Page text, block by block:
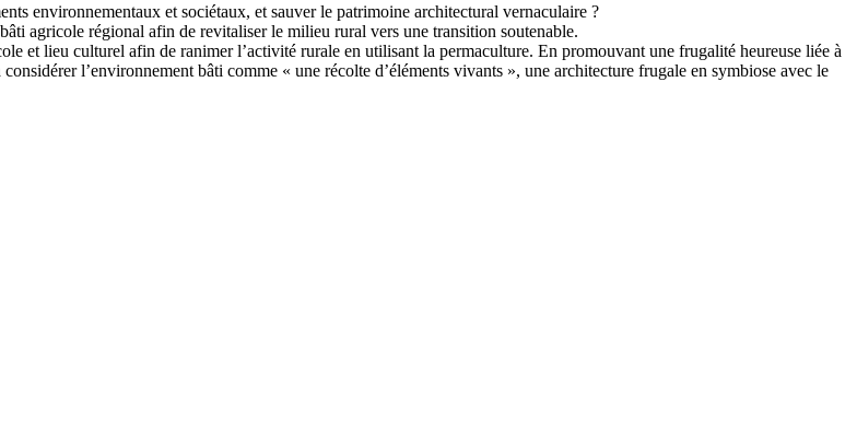
environnementaux et sociétaux, et sauver le patrimoine architectural vernaculaire ?
agricole régional afin de revitaliser le milieu rural vers une transition soutenable.
et lieu culturel afin de ranimer l’activité rurale en utilisant la permaculture. En promouvant une frugalité heureuse liée à
l’environnement bâti comme « une récolte d’éléments vivants », une architecture frugale en symbiose avec le